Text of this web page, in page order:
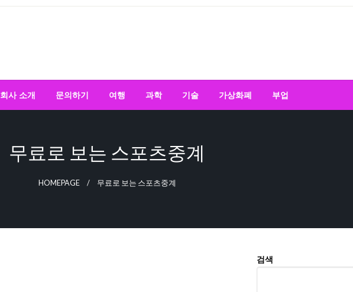
회사 소개 문의하기 여행 과학 기술 가상화폐 부업
무료로 보는 스포츠중계
HOMEPAGE 무료로 보는 스포츠중계
검색